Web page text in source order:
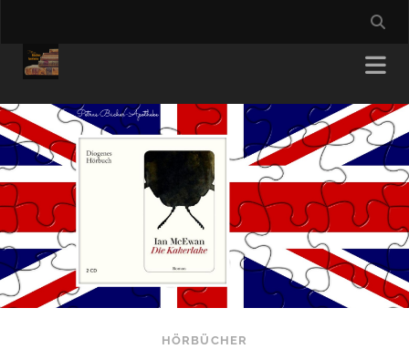
HÖRBÜCHER